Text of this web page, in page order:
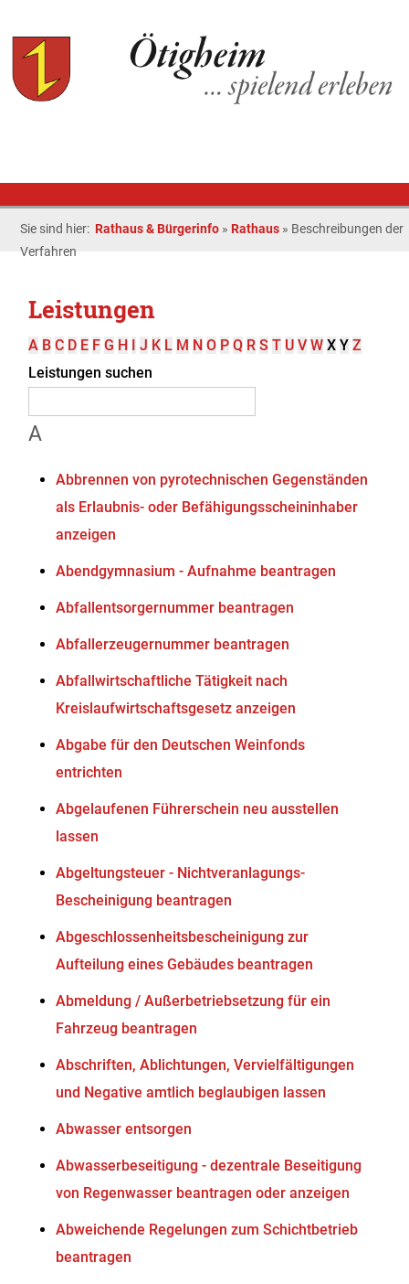
Sie sind hier: Rathaus & Bürgerinfo » Rathaus » Beschreibungen der
Verfahren
Leistungen
A B C D E F G H I J K L M N O P Q R S T U V W X Y Z
Leistungen suchen
A
Abbrennen von pyrotechnischen Gegenständen
als Erlaubnis- oder Befähigungsscheininhaber
anzeigen
Abendgymnasium - Aufnahme beantragen
Abfallentsorgernummer beantragen
Abfallerzeugernummer beantragen
Abfallwirtschaftliche Tätigkeit nach
Kreislaufwirtschaftsgesetz anzeigen
Abgabe für den Deutschen Weinfonds
entrichten
Abgelaufenen Führerschein neu ausstellen
lassen
Abgeltungsteuer - Nichtveranlagungs-
Bescheinigung beantragen
Abgeschlossenheitsbescheinigung zur
Aufteilung eines Gebäudes beantragen
Abmeldung / Außerbetriebsetzung für ein
Fahrzeug beantragen
Abschriften, Ablichtungen, Vervielfältigungen
und Negative amtlich beglaubigen lassen
Abwasser entsorgen
Abwasserbeseitigung - dezentrale Beseitigung
von Regenwasser beantragen oder anzeigen
Abweichende Regelungen zum Schichtbetrieb
beantragen